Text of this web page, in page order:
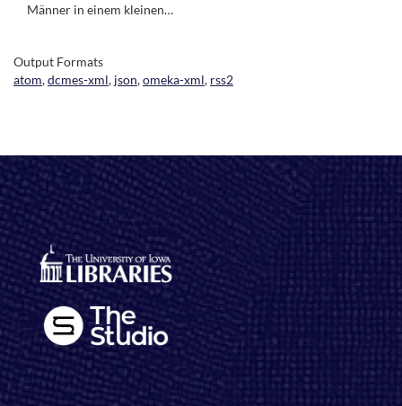
Männer in einem kleinen…
Output Formats
atom,dcmes-xml, json,omeka-xml, rss2